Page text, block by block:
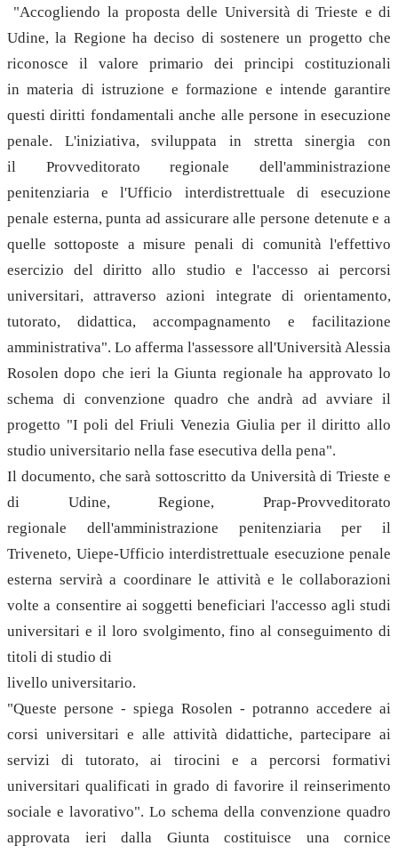
"Accogliendo la proposta delle Università di Trieste e di
Udine, la Regione ha deciso di sostenere un progetto che
riconosce il valore primario dei principi costituzionali
in materia di istruzione e formazione e intende garantire
questi diritti fondamentali anche alle persone in esecuzione
penale. L'iniziativa, sviluppata in stretta sinergia con
il Provveditorato regionale dell'amministrazione
penitenziaria e l'Ufficio interdistrettuale di esecuzione
penale esterna, punta ad assicurare alle persone detenute e a
quelle sottoposte a misure penali di comunità l'effettivo
esercizio del diritto allo studio e l'accesso ai percorsi
universitari, attraverso azioni integrate di orientamento,
tutorato, didattica, accompagnamento e facilitazione
amministrativa". Lo afferma l'assessore all'Università Alessia
Rosolen dopo che ieri la Giunta regionale ha approvato lo
schema di convenzione quadro che andrà ad avviare il
progetto "I poli del Friuli Venezia Giulia per il diritto allo
studio universitario nella fase esecutiva della pena".
Il documento, che sarà sottoscritto da Università di Trieste e
di Udine, Regione, Prap-Provveditorato
regionale dell'amministrazione penitenziaria per il
Triveneto, Uiepe-Ufficio interdistrettuale esecuzione penale
esterna servirà a coordinare le attività e le collaborazioni
volte a consentire ai soggetti beneficiari l'accesso agli studi
universitari e il loro svolgimento, fino al conseguimento di
titoli di studio di
livello universitario.
"Queste persone - spiega Rosolen - potranno accedere ai
corsi universitari e alle attività didattiche, partecipare ai
servizi di tutorato, ai tirocini e a percorsi formativi
universitari qualificati in grado di favorire il reinserimento
sociale e lavorativo". Lo schema della convenzione quadro
approvata ieri dalla Giunta costituisce una cornice